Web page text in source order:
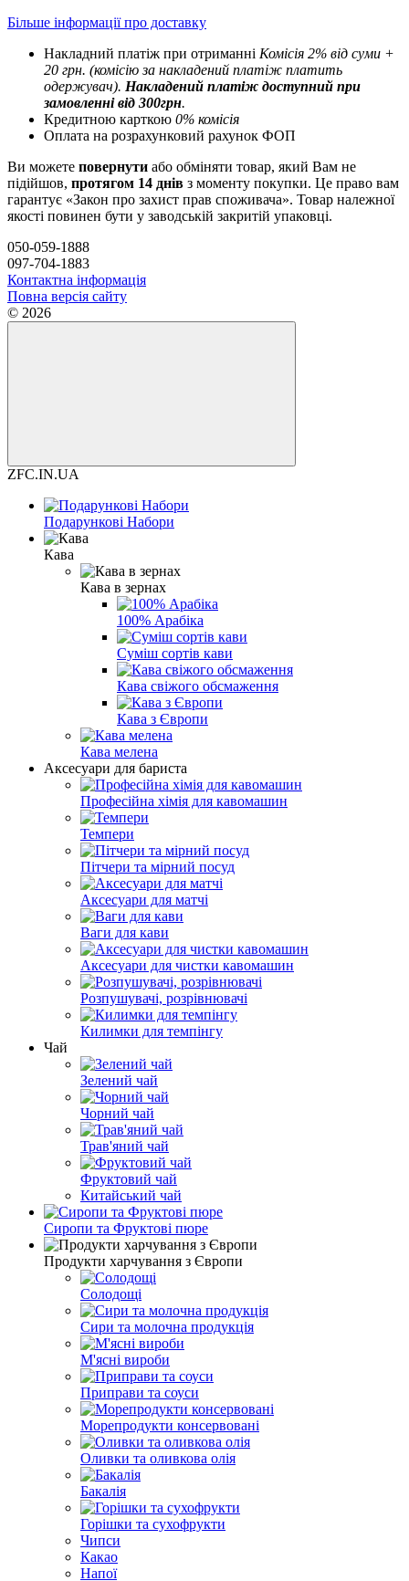
Більше інформації про доставку
Накладний платіж при отриманні Комісія 2% від суми +
20 грн. (комісію за накладений платіж платить
одержувач). Накладений платіж доступний при
замовленні від 300грн.
Кредитною карткою 0% комісія
Оплата на розрахунковий рахунок ФОП
Ви можете повернути або обміняти товар, який Вам не
підійшов, протягом 14 днів з моменту покупки. Це право вам
гарантує «Закон про захист прав споживача». Товар належної
якості повинен бути у заводській закритій упаковці.
050-059-1888
097-704-1883
Контактна інформація
Повна версія сайту
© 2026
ZFC.IN.UA
Подарункові Набори
Кава
Кава в зернах
100% Арабіка
Суміш сортів кави
Кава свіжого обсмаження
Кава з Європи
Кава мелена
Аксесуари для бариста
Професійна хімія для кавомашин
Темпери
Пітчери та мірний посуд
Аксесуари для матчі
Ваги для кави
Аксесуари для чистки кавомашин
Розпушувачі, розрівнювачі
Килимки для темпінгу
Чай
Зелений чай
Чорний чай
Трав'яний чай
Фруктовий чай
Китайський чай
Сиропи та Фруктові пюре
Продукти харчування з Європи
Солодощі
Сири та молочна продукція
М'ясні вироби
Приправи та соуси
Морепродукти консервовані
Оливки та оливкова олія
Бакалія
Горішки та сухофрукти
Чипси
Какао
Напої